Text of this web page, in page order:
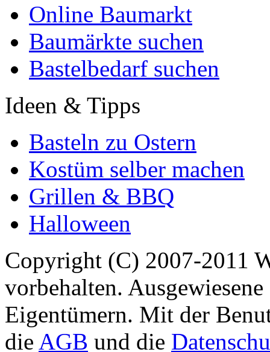
Online Baumarkt
Baumärkte suchen
Bastelbedarf suchen
Ideen & Tipps
Basteln zu Ostern
Kostüm selber machen
Grillen & BBQ
Halloween
Copyright (C) 2007-2011
vorbehalten.
Eigentümern. Mit der
die AGB und die